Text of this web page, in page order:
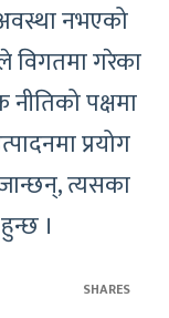
नभएको
विगतमा गरेका
नीतिको पक्षमा
प्रयोग
त्यसका
।
SHARES